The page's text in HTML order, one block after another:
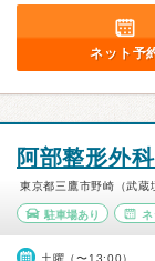
ネット予
阿部整形外
東京都三鷹市野崎（武蔵
駐車場あり ネ
土曜（〜13:00）